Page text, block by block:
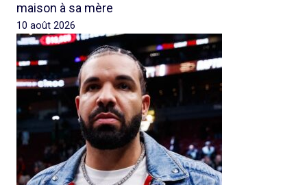
maison à sa mère
10 août 2026